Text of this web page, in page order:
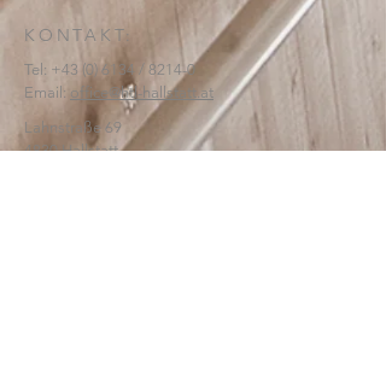
KONTAKT:
Tel: +43 (0) 6134 / 8214-0
Email: office@htl-hallstatt.at
Lahnstraße 69
4830 Hallstatt